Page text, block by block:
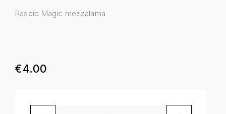
Rasoio Magic mezzalama
€4.00